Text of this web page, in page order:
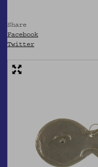
Share
Facebook
Twitter